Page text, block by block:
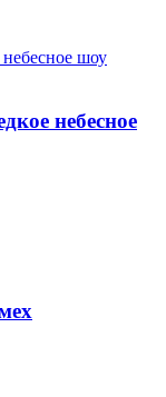
небесное